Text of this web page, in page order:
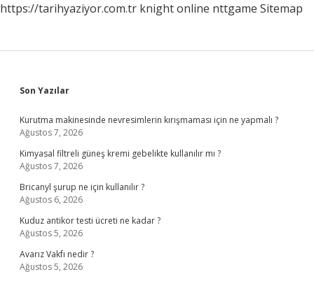
https://tarihyaziyor.com.tr knight online nttgame Sitemap
Sidebar
Son Yazılar
Kurutma makinesinde nevresimlerin kırışmaması için ne yapmalı ?
Ağustos 7, 2026
Kimyasal filtreli güneş kremi gebelikte kullanılır mı ?
Ağustos 7, 2026
Bricanyl şurup ne için kullanılır ?
Ağustos 6, 2026
Kuduz antikor testi ücreti ne kadar ?
Ağustos 5, 2026
Avarız Vakfı nedir ?
Ağustos 5, 2026